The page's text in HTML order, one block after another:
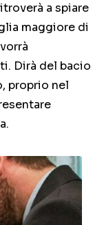
a spiare
maggiore di
Dirà del bacio
proprio nel